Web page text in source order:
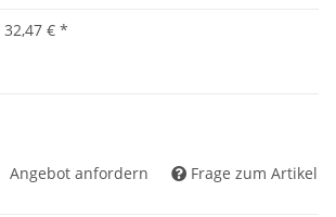
32,47 € *
Angebot anfordern Frage zum Artikel